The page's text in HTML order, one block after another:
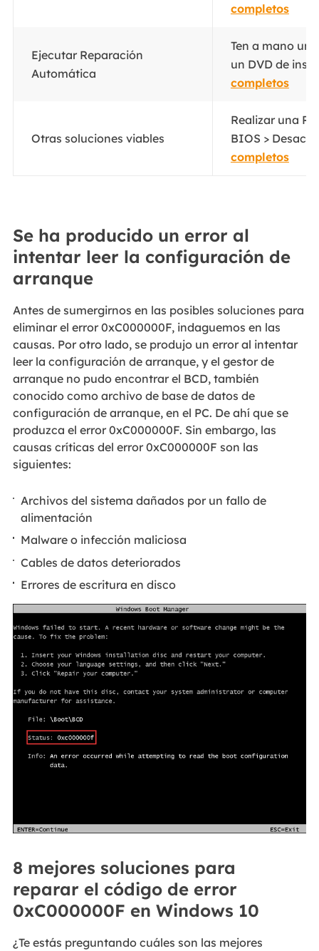
completos
Ejecutar Reparación
Automática
Ten a mano
un DVD de
completos
Otras soluciones viables
Realizar una
BIOS >
completos
Se ha producido un error al
intentar leer la configuración de
arranque
Antes de sumergirnos en las posibles soluciones para
eliminar el error 0xC000000F, indaguemos en las
causas. Por otro lado, se produjo un error al intentar
leer la configuración de arranque, y el gestor de
arranque no pudo encontrar el BCD, también
conocido como archivo de base de datos de
configuración de arranque, en el PC. De ahí que se
produzca el error 0xC000000F. Sin embargo, las
causas críticas del error 0xC000000F son las
siguientes:
Archivos del sistema dañados por un fallo de
alimentación
Malware o infección maliciosa
Cables de datos deteriorados
Errores de escritura en disco
8 mejores soluciones para
reparar el código de error
0xC000000F en Windows 10
¿Te estás preguntando cuáles son las mejores